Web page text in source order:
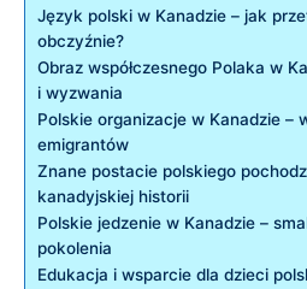
Język polski w Kanadzie – jak
obczyźnie?
Obraz współczesnego Polaka w
i wyzwania
Polskie organizacje w Kanadzie –
emigrantów
Znane postacie polskiego
kanadyjskiej historii
Polskie jedzenie w Kanadzie –
pokolenia
Edukacja i wsparcie dla dzieci